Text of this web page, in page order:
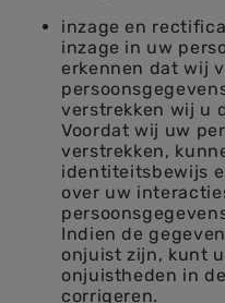
inzage en
inzage in uw
erkennen dat wij
verstrekken wij u
Voordat wij uw
verstrekken,
identiteitsbewijs
over uw
Indien de
onjuist zijn, kunt
onjuistheden in
corrigeren.